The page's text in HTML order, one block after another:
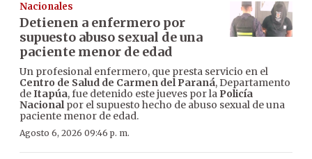
Nacionales
Detienen a enfermero por
supuesto abuso sexual de una
paciente menor de edad
Un profesional enfermero, que presta servicio en el
Centro de Salud de Carmen del Paraná, Departamento
deItapúa, fue detenido este jueves por la Policía
Nacionalpor el supuesto hecho de abuso sexual de una
paciente menor de edad.
Agosto 6, 2026 09:46 p. m.